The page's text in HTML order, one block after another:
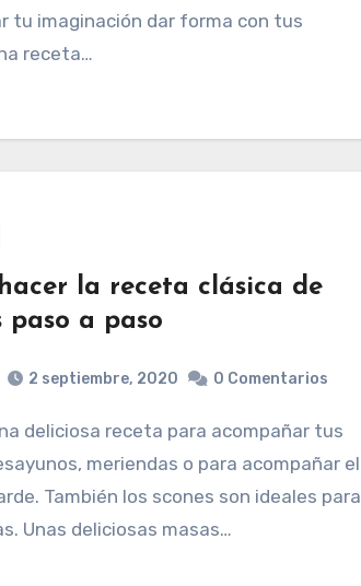
tu imaginación dar forma con tus
receta…
la receta clásica de
paso a paso
2 septiembre, 2020 0 Comentarios
meriendas o para acompañar el
También los scones son ideales para
Unas deliciosas masas…